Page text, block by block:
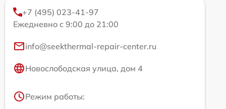
+7 (495) 023-41-97
Ежедневно с 9:00 до 21:00
info@seekthermal-repair-center.ru
Новослободская улица, дом 4
Режим работы: